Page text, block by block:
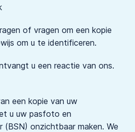
of vragen om een kopie
om u te identificeren.
u een reactie van ons.
een kopie van uw
u uw pasfoto en
(BSN) onzichtbaar maken. We